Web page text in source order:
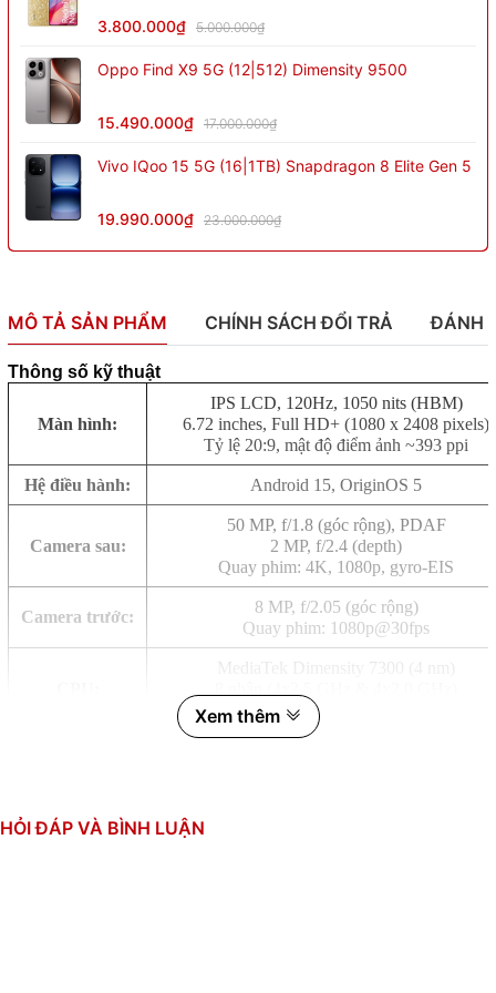
3.800.000₫ 5.000.000₫
Oppo Find X9 5G (12|512) Dimensity 9500
15.490.000₫ 17.000.000₫
Vivo IQoo 15 5G (16|1TB) Snapdragon 8 Elite Gen 5
19.990.000₫ 23.000.000₫
MÔ TẢ SẢN PHẨM CHÍNH SÁCH ĐỔI TRẢ ĐÁNH
Thông số kỹ thuật
Màn hình:
IPS LCD, 120Hz, 1050 nits (HBM)
6.72 inches, Full HD+ (1080 x 2408 pixels)
Tỷ lệ 20:9, mật độ điểm ảnh ~393 ppi
Hệ điều hành: Android 15, OriginOS 5
Camera sau:
50 MP, f/1.8 (góc rộng), PDAF
2 MP, f/2.4 (depth)
Quay phim: 4K, 1080p, gyro-EIS
Camera trước:
8 MP, f/2.05 (góc rộng)
Quay phim: 1080p@30fps
MediaTek Dimensity 7300 (4 nm)
GPU: Mali-G615 MC2
Thẻ SIM:
Xem thêm
HỎI ĐÁP VÀ BÌNH LUẬN